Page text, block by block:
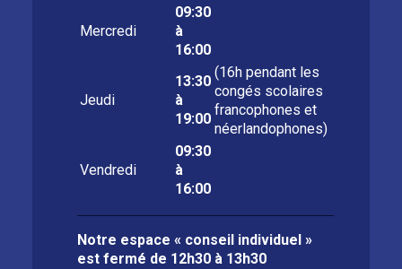
Mercredi
09:30
à
16:00
Jeudi
13:30
à
19:00
(16h pendant les
congés scolaires
francophones et
néerlandophones)
Vendredi
09:30
à
16:00
Notre espace « conseil individuel »
est fermé de 12h30 à 13h30